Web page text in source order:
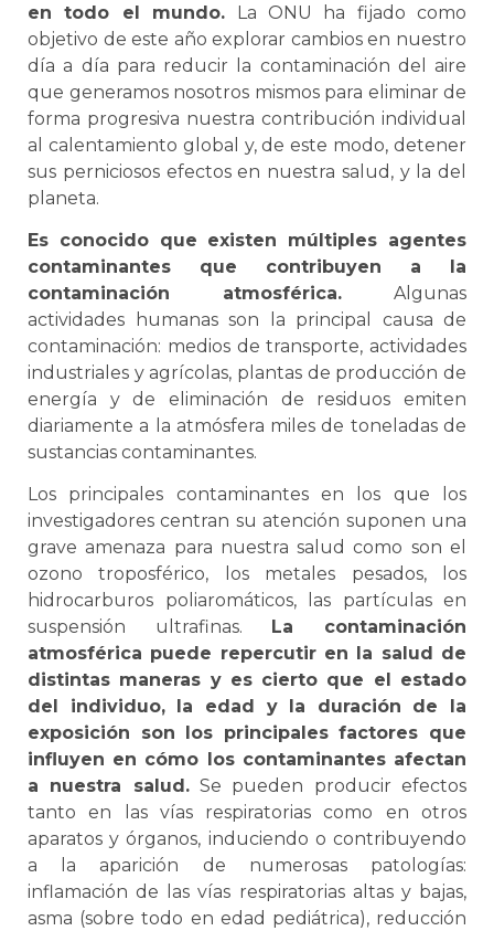
en todo el mundo. La ONU ha fijado como
objetivo de este año explorar cambios en nuestro
día a día para reducir la contaminación del aire
que generamos nosotros mismos para eliminar de
forma progresiva nuestra contribución individual
al calentamiento global y, de este modo, detener
sus perniciosos efectos en nuestra salud, y la del
planeta.
Es conocido que existen múltiples agentes
contaminantes que contribuyen a la
contaminación atmosférica. Algunas
actividades humanas son la principal causa de
contaminación: medios de transporte, actividades
industriales y agrícolas, plantas de producción de
energía y de eliminación de residuos emiten
diariamente a la atmósfera miles de toneladas de
sustancias contaminantes.
Los principales contaminantes en los que los
investigadores centran su atención suponen una
grave amenaza para nuestra salud como son el
ozono troposférico, los metales pesados, los
hidrocarburos poliaromáticos, las partículas en
suspensión ultrafinas.
La contaminación
atmosférica puede repercutir en la salud de
distintas maneras y es cierto que el estado
del individuo, la edad y la duración de la
exposición son los principales factores que
influyen en cómo los contaminantes afectan
a nuestra salud.Se pueden producir efectos
tanto en las vías respiratorias como en otros
aparatos y órganos, induciendo o contribuyendo
a la aparición de numerosas patologías:
inflamación de las vías respiratorias altas y bajas,
asma (sobre todo en edad pediátrica), reducción